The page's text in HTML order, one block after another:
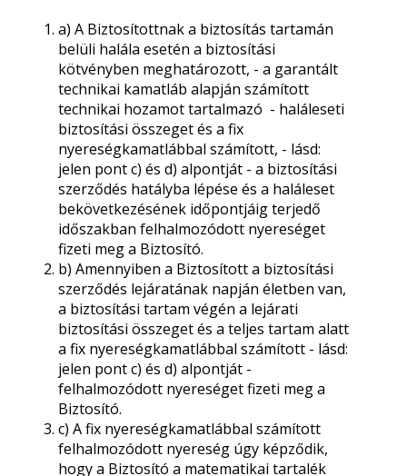
a) A Biztosítottnak a biztosítás tartamán
belüli halála esetén a biztosítási
kötvényben meghatározott, - a garantált
technikai kamatláb alapján számított
technikai hozamot tartalmazó - haláleseti
biztosítási összeget és a fix
nyereségkamatlábbal számított, - lásd:
jelen pont c) és d) alpontját - a biztosítási
szerződés hatályba lépése és a haláleset
bekövetkezésének időpontjáig terjedő
időszakban felhalmozódott nyereséget
fizeti meg a Biztosító.
b) Amennyiben a Biztosított a biztosítási
szerződés lejáratának napján életben van,
a biztosítási tartam végén a lejárati
biztosítási összeget és a teljes tartam alatt
a fix nyereségkamatlábbal számított - lásd:
jelen pont c) és d) alpontját -
felhalmozódott nyereséget fizeti meg a
Biztosító.
c) A fix nyereségkamatlábbal számított
felhalmozódott nyereség úgy képződik,
hogy a Biztosító a matematikai tartalék